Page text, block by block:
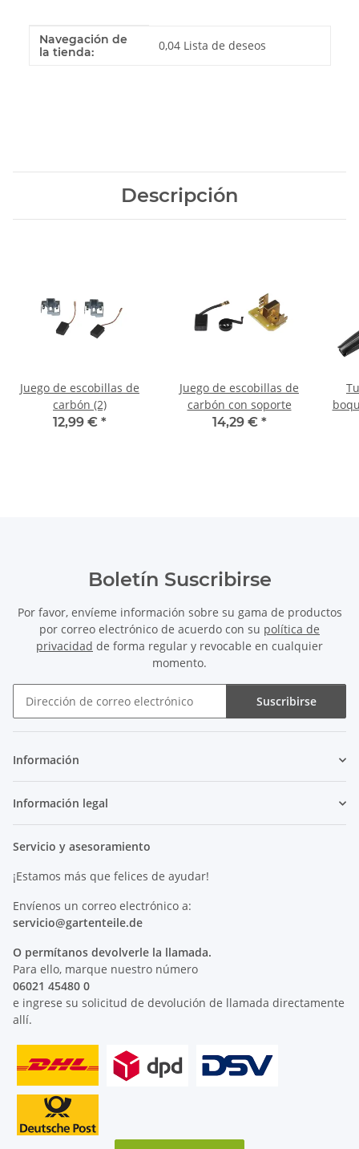
Valor
Fabricante
Navegación de
la tienda:
0,04 Lista de deseos
Descripción
Juego de escobillas de
carbón (2)
12,99 € *
Juego de escobillas de
carbón con soporte
14,29 € *
Boletín Suscribirse
Por favor, envíeme información sobre su gama de productos
por correo electrónico de acuerdo con su política de
privacidad de forma regular y revocable en cualquier
momento.
Suscribirse
Información
Información legal
Servicio y asesoramiento
¡Estamos más que felices de ayudar!
Envíenos un correo electrónico a:
servicio@gartenteile.de
O permítanos devolverle la llamada.
Para ello, marque nuestro número
06021 45480 0
e ingrese su solicitud de devolución de llamada directamente
allí.